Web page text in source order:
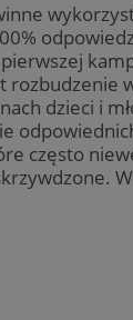
rozbudzenie
dzieci i
często